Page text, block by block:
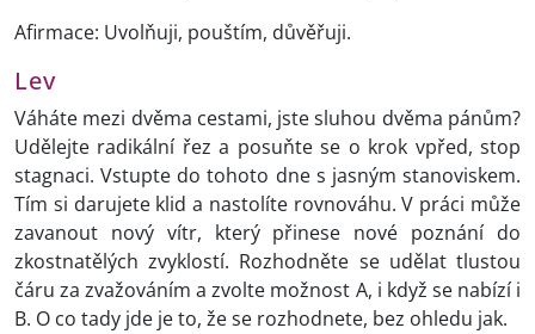
Afirmace: Uvolňuji, pouštím, důvěřuji.
Lev
Váháte mezi dvěma cestami, jste sluhou dvěma pánům?
Udělejte radikální řez a posuňte se o krok vpřed, stop
stagnaci. Vstupte do tohoto dne s jasným stanoviskem.
Tím si darujete klid a nastolíte rovnováhu. V práci může
zavanout nový vítr, který přinese nové poznání do
zkostnatělých zvyklostí. Rozhodněte se udělat tlustou
čáru za zvažováním a zvolte možnost A, i když se nabízí i
B. O co tady jde je to, že se rozhodnete, bez ohledu jak.